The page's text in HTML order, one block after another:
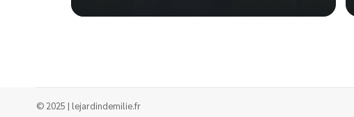
© 2025 | lejardindemilie.fr